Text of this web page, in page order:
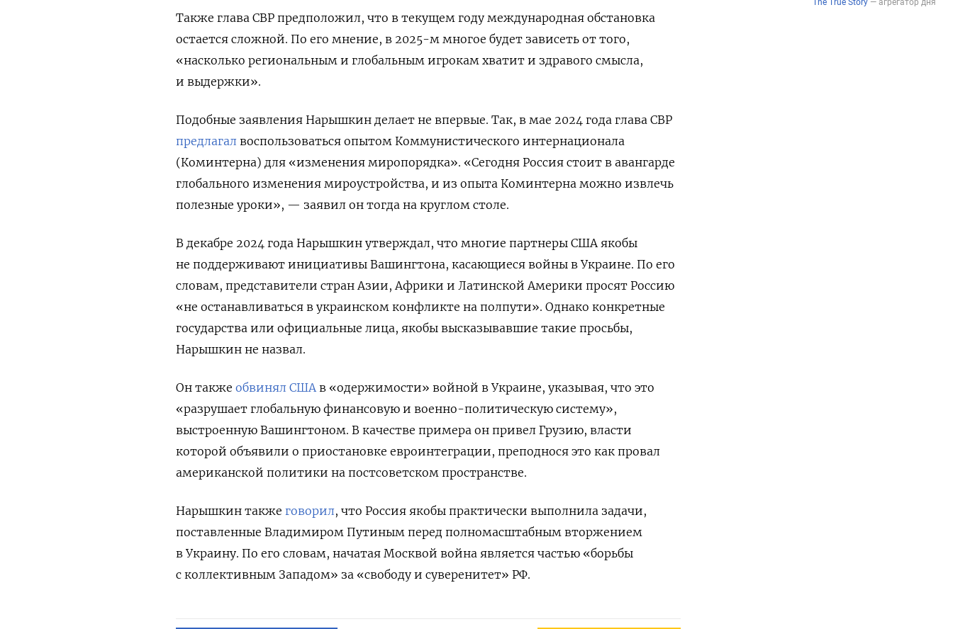
Также глава СВР предположил, что в текущем году международная обстановка
остается сложной. По его мнение, в 2025-м многое будет зависеть от того,
«насколько региональным и глобальным игрокам хватит и здравого смысла,
и выдержки».
Подобные заявления Нарышкин делает не впервые. Так, в мае 2024 года глава СВР
предлагал воспользоваться опытом Коммунистического интернационала
(Коминтерна) для «изменения миропорядка». «Сегодня Россия стоит в авангарде
глобального изменения мироустройства, и из опыта Коминтерна можно извлечь
полезные уроки», — заявил он тогда на круглом столе.
В декабре 2024 года Нарышкин утверждал, что многие партнеры США якобы
не поддерживают инициативы Вашингтона, касающиеся войны в Украине. По его
словам, представители стран Азии, Африки и Латинской Америки просят Россию
«не останавливаться в украинском конфликте на полпути». Однако конкретные
государства или официальные лица, якобы высказывавшие такие просьбы,
Нарышкин не назвал.
Он также обвинял США в «одержимости» войной в Украине, указывая, что это
«разрушает глобальную финансовую и военно-политическую систему»,
выстроенную Вашингтоном. В качестве примера он привел Грузию, власти
которой объявили о приостановке евроинтеграции, преподнося это как провал
американской политики на постсоветском пространстве.
Нарышкин также говорил, что Россия якобы практически выполнила задачи,
поставленные Владимиром Путиным перед полномасштабным вторжением
в Украину. По его словам, начатая Москвой война является частью «борьбы
с коллективным Западом» за «свободу и суверенитет» РФ.